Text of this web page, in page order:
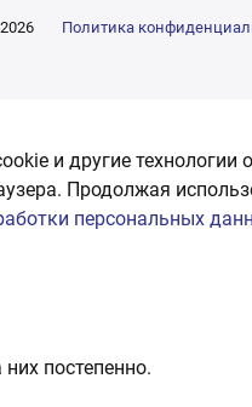
Политика
и другие технологии
Продолжая
персональных
постепенно.